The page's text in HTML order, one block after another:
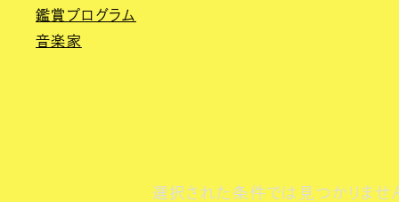
鑑賞プログラム
音楽家
選択された条件では見つかりませ